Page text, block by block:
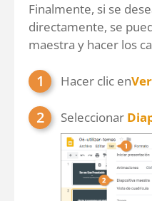
Finalmente, si se
directamente, se
maestra y hacer los
Hacer clic enVer
Seleccionar